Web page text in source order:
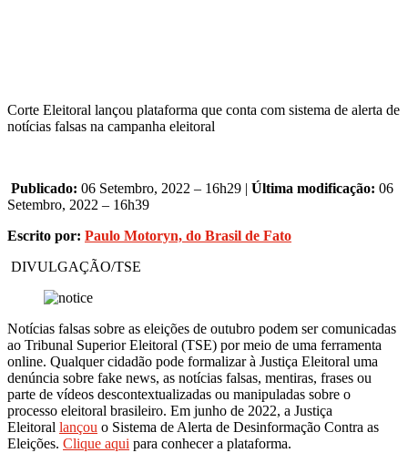
Corte Eleitoral lançou plataforma que conta com sistema de alerta de
notícias falsas na campanha eleitoral
Publicado: 06 Setembro, 2022 – 16h29 | Última modificação: 06
Setembro, 2022 – 16h39
Escrito por: Paulo Motoryn, do Brasil de Fato
DIVULGAÇÃO/TSE
Notícias falsas sobre as eleições de outubro podem ser comunicadas
ao Tribunal Superior Eleitoral (TSE) por meio de uma ferramenta
online. Qualquer cidadão pode formalizar à Justiça Eleitoral uma
denúncia sobre fake news, as notícias falsas, mentiras, frases ou
parte de vídeos descontextualizadas ou manipuladas sobre o
processo eleitoral brasileiro. Em junho de 2022, a Justiça
Eleitoral lançou o Sistema de Alerta de Desinformação Contra as
Eleições. Clique aqui para conhecer a plataforma.